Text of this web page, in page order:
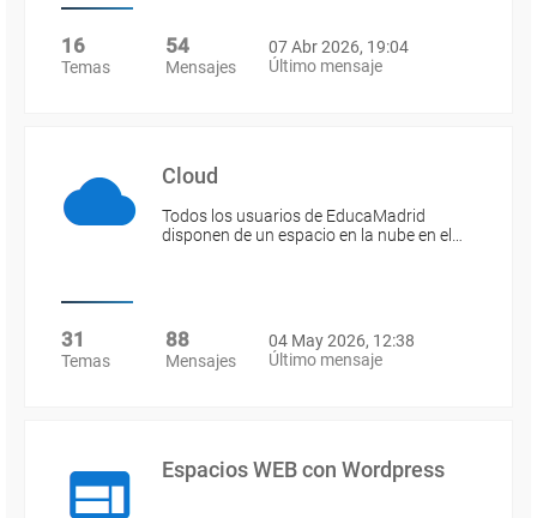
16
Temas
54
Mensajes
07 Abr 2026, 19:04
Último mensaje
Cloud
Todos los usuarios de EducaMadrid
disponen de un espacio en la nube en el…
31
Temas
88
Mensajes
04 May 2026, 12:38
Último mensaje
Espacios WEB con Wordpress